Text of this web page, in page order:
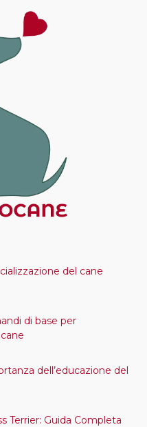
del cane
di base per
dell’educazione del
Terrier: Guida Completa